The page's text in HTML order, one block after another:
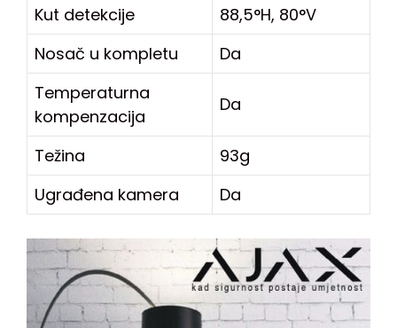
Kut detekcije
88,5°H, 80°V
Nosač u kompletu
Da
Temperaturna
kompenzacija
Da
Težina
93g
Ugrađena kamera
Da